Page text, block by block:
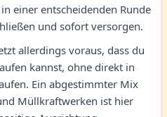
einer entscheidenden Runde
und sofort versorgen.
allerdings voraus, dass du
kannst, ohne direkt in
Ein abgestimmter Mix
Müllkraftwerken ist hier